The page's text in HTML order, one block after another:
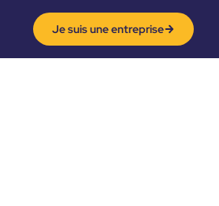
Je suis une entreprise